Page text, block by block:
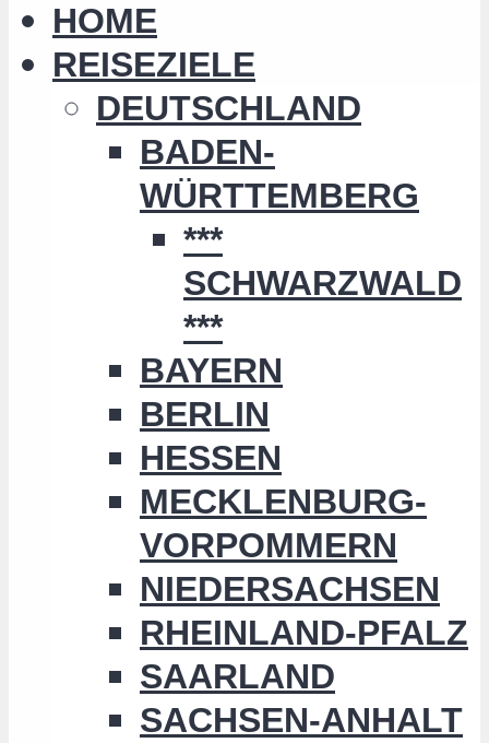
HOME
REISEZIELE
DEUTSCHLAND
BADEN-
WÜRTTEMBERG
***
SCHWARZWALD
***
BAYERN
BERLIN
HESSEN
MECKLENBURG-
VORPOMMERN
NIEDERSACHSEN
RHEINLAND-PFALZ
SAARLAND
SACHSEN-ANHALT